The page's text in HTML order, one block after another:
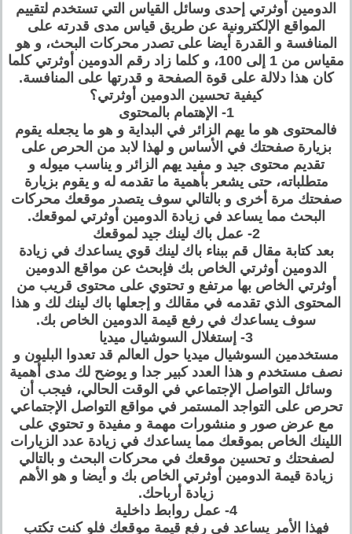
الدومين أوثرتي إحدى وسائل القياس التي تستخدم لتقييم
المواقع الإلكترونية عن طريق قياس مدى قدرته على
المنافسة و القدرة أيضا على تصدر محركات البحث، و هو
مقياس من 1 إلى 100، و كلما زاد رقم الدومين أوثرتي كلما
كان هذا دلالة على قوة الصفحة و قدرتها على المنافسة.
كيفية تحسين الدومين أوثرتي؟
1- الإهتمام بالمحتوى
فالمحتوى هو ما يهم الزائر في البداية و هو ما يجعله يقوم
بزيارة صفحتك في الأساس و لهذا لابد من الحرص على
تقديم محتوى جيد و مفيد يهم الزائر و يناسب ميوله و
متطلباته، حتى يشعر بأهمية ما تقدمه له و يقوم بزيارة
صفحتك مرة أخرى و بالتالي سوف يتصدر موقعك محركات
البحث مما يساعد في زيادة الدومين أوثرتي لموقعك.
2- عمل باك لينك جيد لموقعك
بعد كتابة مقال قم ببناء باك لينك قوي يساعدك في زيادة
الدومين أوثرتي الخاص بك فإبحث عن مواقع الدومين
أوثرتي الخاص بها مرتفع و تحتوي على محتوى قريب من
المحتوى الذي تقدمه في مقالك و إجعلها باك لينك لك و هذا
سوف يساعدك في رفع قيمة الدومين الخاص بك.
3- إستغلال السوشيال ميديا
مستخدمين السوشيال ميديا حول العالم قد تعدوا البليون و
نصف مستخدم و هذا العدد كبير جدا و يوضح لك مدى أهمية
وسائل التواصل الإجتماعي في الوقت الحالي، فيجب أن
تحرص على التواجد المستمر في مواقع التواصل الإجتماعي
مع عرض صور و منشورات مهمة و مفيدة و تحتوي على
اللينك الخاص بموقعك مما يساعدك في زيادة عدد الزيارات
لصفحتك و تحسين موقعك في محركات البحث و بالتالي
زيادة قيمة الدومين أوثرتي الخاص بك و أيضا و هو الأهم
زيادة أرباحك.
4- عمل روابط داخلية
فهذا الأمر يساعد في رفع قيمة موقعك فلو كنت تكتب